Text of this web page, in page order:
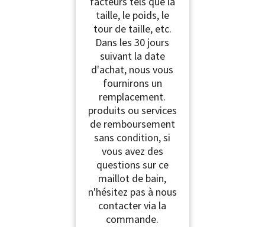
taille, le poids, le
tour de taille, etc.
Dans les 30 jours
suivant la date
d'achat, nous vous
fournirons un
remplacement.
produits ou services
de remboursement
sans condition, si
vous avez des
questions sur ce
maillot de bain,
n'hésitez pas à nous
contacter via la
commande.